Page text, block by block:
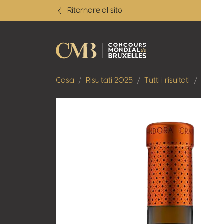
Ritornare al sito
Casa Risultati 2025 Tutti i risultati